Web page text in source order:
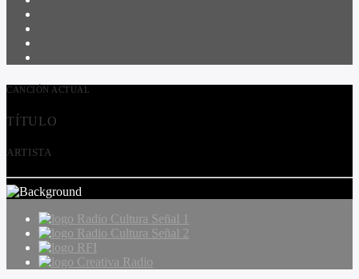
CANCIÓN ACTUAL
TÍTULO
ARTISTA
Radio Cultura Señal 1
Radio Cultura Señal 2
RFI
Creativa Radio